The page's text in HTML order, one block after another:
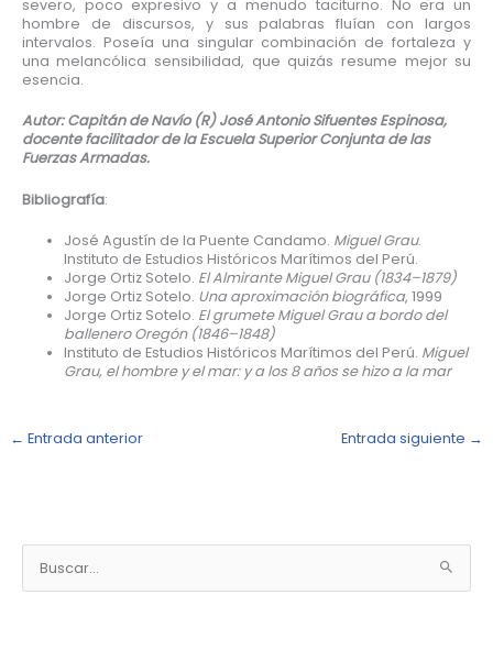
severo, poco expresivo y a menudo taciturno. No era un
hombre de discursos, y sus palabras fluían con largos
intervalos. Poseía una singular combinación de fortaleza y
una melancólica sensibilidad, que quizás resume mejor su
esencia.
Autor: Capitán de Navío (R) José Antonio Sifuentes Espinosa,
docente facilitador de la Escuela Superior Conjunta de las
Fuerzas Armadas.
Bibliografía:
José Agustín de la Puente Candamo. Miguel Grau.
Instituto de Estudios Históricos Marítimos del Perú.
Jorge Ortiz Sotelo. El Almirante Miguel Grau (1834–1879)
Jorge Ortiz Sotelo. Una aproximación biográfica, 1999
Jorge Ortiz Sotelo. El grumete Miguel Grau a bordo del
ballenero Oregón (1846–1848)
Instituto de Estudios Históricos Marítimos del Perú. Miguel
Grau, el hombre y el mar: y a los 8 años se hizo a la mar
← Entrada anterior Entrada siguiente →